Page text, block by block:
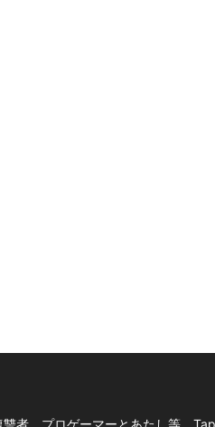
者、プロゲーマーとあたし等、